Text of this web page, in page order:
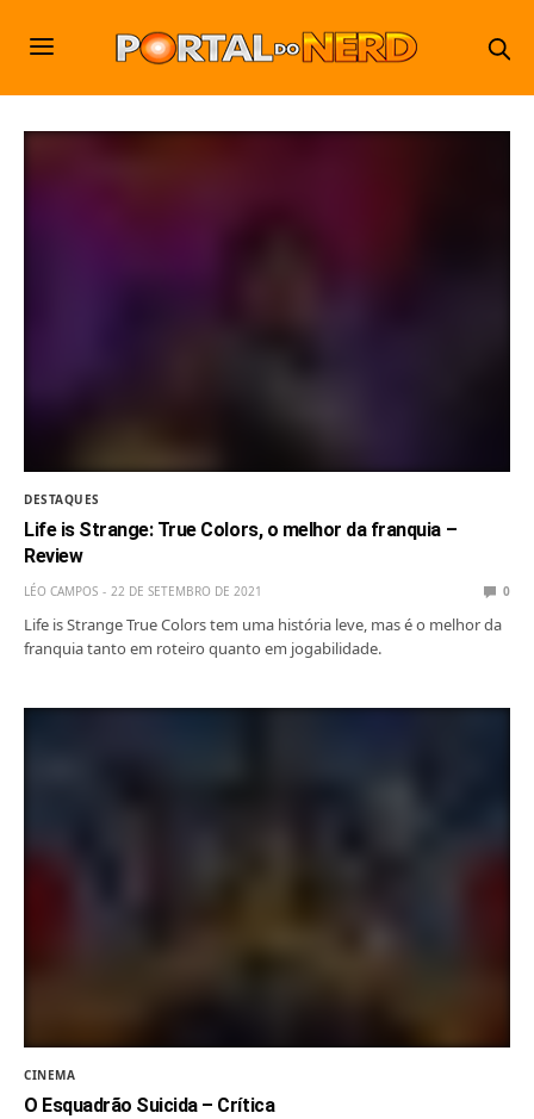
DESTAQUES
Life is Strange: True Colors, o melhor da franquia –
Review
LÉO CAMPOS 22 DE SETEMBRO DE 2021 0
Life is Strange True Colors tem uma história leve, mas é o melhor da
franquia tanto em roteiro quanto em jogabilidade.
CINEMA
O Esquadrão Suicida – Crítica